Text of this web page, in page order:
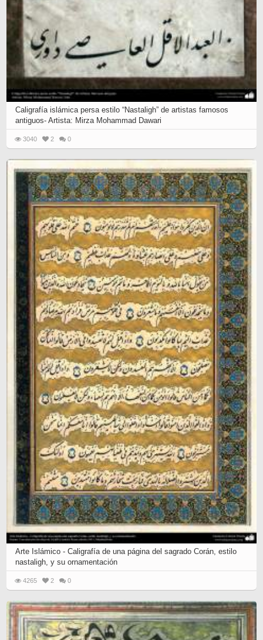
Caligrafía islámica persa estilo “Nastaligh” de artistas famosos
antiguos- Artista: Mirza Mohammad Dawari
3040 2 0
Arte Islámico - Caligrafía de una página del sagrado Corán, estilo
nastaligh, y su ornamentación
4265 2 0